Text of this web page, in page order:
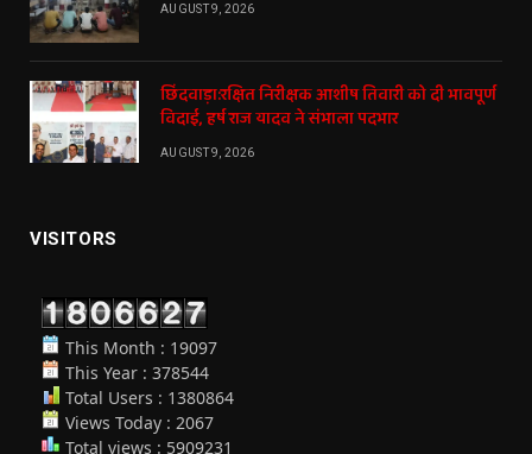
AUGUST 9, 2026
छिंदवाड़ा:रक्षित निरीक्षक आशीष तिवारी को दी भावपूर्ण
विदाई, हर्ष राज यादव ने संभाला पदभार
AUGUST 9, 2026
VISITORS
This Month : 19097
This Year : 378544
Total Users : 1380864
Views Today : 2067
Total views : 5909231